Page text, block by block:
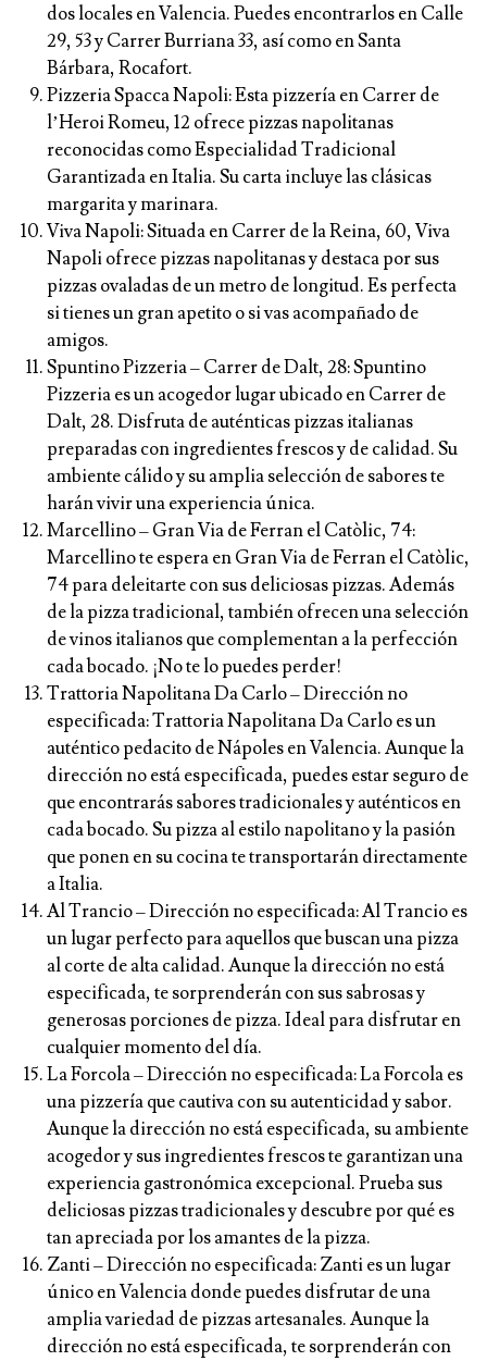
dos locales en Valencia. Puedes encontrarlos en Calle
29, 53 y Carrer Burriana 33, así como en Santa
Bárbara, Rocafort.
Pizzeria Spacca Napoli:Esta pizzería en Carrer de
l’Heroi Romeu, 12 ofrece pizzas napolitanas
reconocidas como Especialidad Tradicional
Garantizada en Italia. Su carta incluye las clásicas
margarita y marinara.
Viva Napoli:Situada en Carrer de la Reina, 60, Viva
Napoli ofrece pizzas napolitanas y destaca por sus
pizzas ovaladas de un metro de longitud. Es perfecta
si tienes un gran apetito o si vas acompañado de
amigos.
Spuntino Pizzeria– Carrer de Dalt, 28: Spuntino
Pizzeria es un acogedor lugar ubicado en Carrer de
Dalt, 28. Disfruta de auténticas pizzas italianas
preparadas con ingredientes frescos y de calidad. Su
ambiente cálido y su amplia selección de sabores te
harán vivir una experiencia única.
Marcellino –Gran Via de Ferran el Catòlic, 74:
Marcellino te espera en Gran Via de Ferran el Catòlic,
74 para deleitarte con sus deliciosas pizzas. Además
de la pizza tradicional, también ofrecen una selección
de vinos italianos que complementan a la perfección
cada bocado. ¡No te lo puedes perder!
Trattoria Napolitana Da Carlo– Dirección no
especificada: Trattoria Napolitana Da Carlo es un
auténtico pedacito de Nápoles en Valencia. Aunque la
dirección no está especificada, puedes estar seguro de
que encontrarás sabores tradicionales y auténticos en
cada bocado. Su pizza al estilo napolitano y la pasión
que ponen en su cocina te transportarán directamente
a Italia.
Al Trancio– Dirección no especificada: Al Trancio es
un lugar perfecto para aquellos que buscan una pizza
al corte de alta calidad. Aunque la dirección no está
especificada, te sorprenderán con sus sabrosas y
generosas porciones de pizza. Ideal para disfrutar en
cualquier momento del día.
La Forcola – Dirección no especificada: La Forcola es
una pizzería que cautiva con su autenticidad y sabor.
Aunque la dirección no está especificada, su ambiente
acogedor y sus ingredientes frescos te garantizan una
experiencia gastronómica excepcional. Prueba sus
deliciosas pizzas tradicionales y descubre por qué es
tan apreciada por los amantes de la pizza.
Zanti– Dirección no especificada: Zanti es un lugar
único en Valencia donde puedes disfrutar de una
amplia variedad de pizzas artesanales. Aunque la
dirección no está especificada, te sorprenderán con